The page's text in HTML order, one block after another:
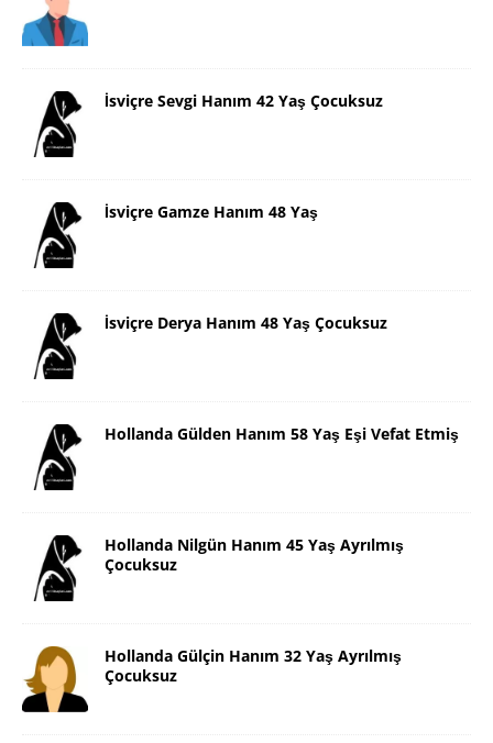
İsviçre Sevgi Hanım 42 Yaş Çocuksuz
İsviçre Gamze Hanım 48 Yaş
İsviçre Derya Hanım 48 Yaş Çocuksuz
Hollanda Gülden Hanım 58 Yaş Eşi Vefat Etmiş
Hollanda Nilgün Hanım 45 Yaş Ayrılmış
Çocuksuz
Hollanda Gülçin Hanım 32 Yaş Ayrılmış
Çocuksuz